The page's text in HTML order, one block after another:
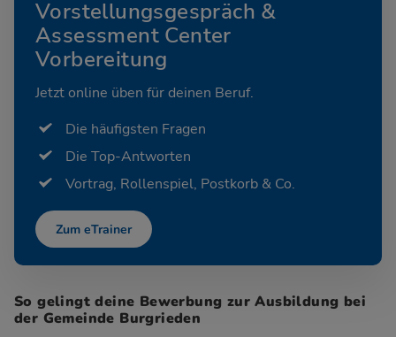
Vorstellungsgespräch &
Assessment Center
Vorbereitung
Jetzt online üben für deinen Beruf.
Die häufigsten Fragen
Die Top-Antworten
Vortrag, Rollenspiel, Postkorb & Co.
Zum eTrainer
So gelingt deine Bewerbung zur Ausbildung bei
der Gemeinde Burgrieden